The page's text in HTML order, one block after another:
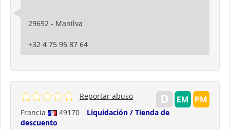
29692 - Manilva
+32 4 75 95 87 64
Francia 49170
Liquidación / Tienda de
descuento
Reportar abuso